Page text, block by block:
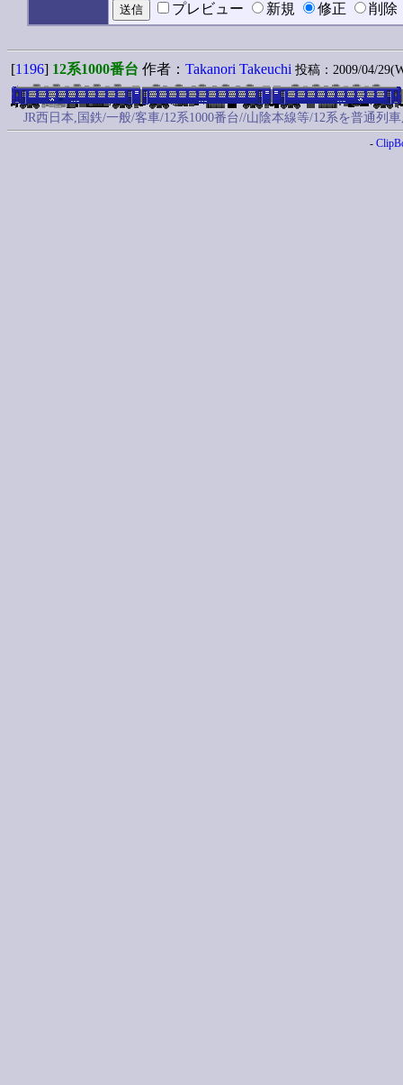
プレビュー
新規 修正 削
[1196] 12系1000番台 作者： Takanori Takeuchi 投稿：2009/04/
JR西日本,国鉄/一般/客車/12系1000番台//山陰本線等/12系を普通列
-